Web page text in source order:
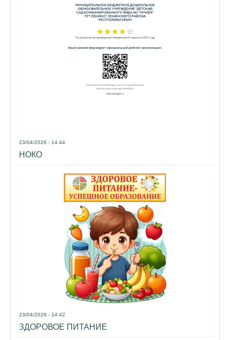
23/04/2026 - 14:44
НОКО
23/04/2026 - 14:42
ЗДОРОВОЕ ПИТАНИЕ